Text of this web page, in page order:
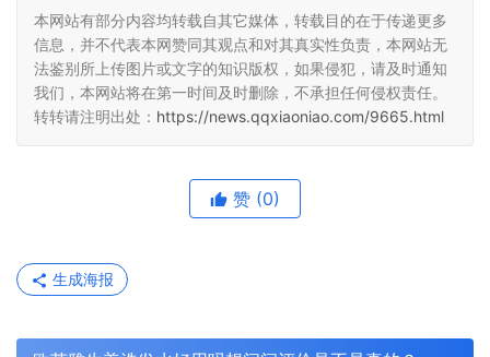
本网站有部分内容均转载自其它媒体，转载目的在于传递更多
信息，并不代表本网赞同其观点和对其真实性负责，本网站无
法鉴别所上传图片或文字的知识版权，如果侵犯，请及时通知
我们，本网站将在第一时间及时删除，不承担任何侵权责任。
转转请注明出处： https://news.qqxiaoniao.com/9665.html
赞 (0)
生成海报